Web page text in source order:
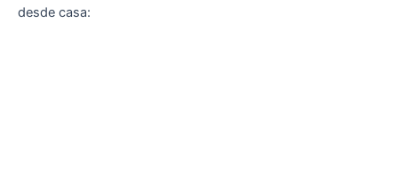
desde casa: